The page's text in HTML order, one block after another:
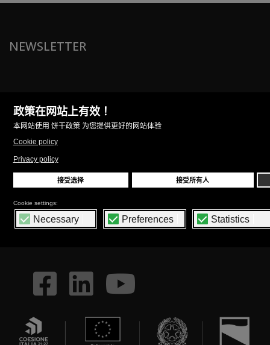
NEWSLETTER
本人同意在本完整隐私政策规定的范围内，为发送与产品和/或服
务有关的商业资料而处理本人的数据。
FOLLOW US